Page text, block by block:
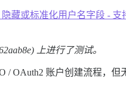
藏或标准化用户名字段 - 支
上进行了测试。
/ OAuth2 账户创建流程，